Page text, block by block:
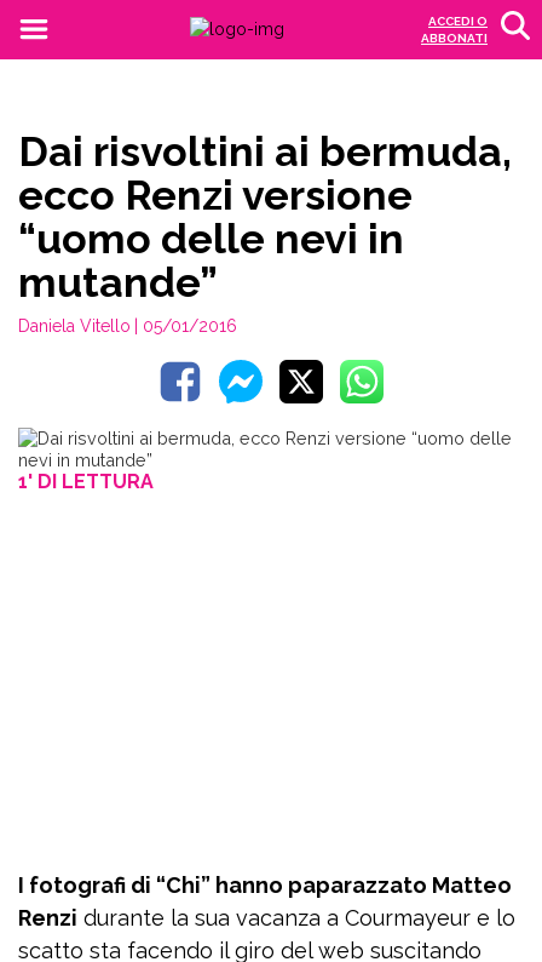
ACCEDI O
ABBONATI
Dai risvoltini ai bermuda,
ecco Renzi versione
“uomo delle nevi in
mutande”
Daniela Vitello | 05/01/2016
1' DI LETTURA
I fotografi di “Chi” hanno paparazzato Matteo
Renzi durante la sua vacanza a Courmayeur e lo
scatto sta facendo il giro del web suscitando